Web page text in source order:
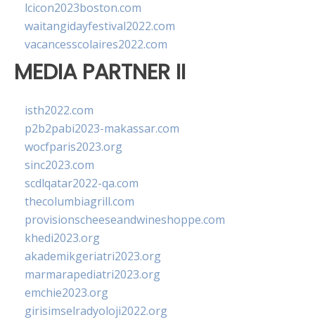
lcicon2023boston.com
waitangidayfestival2022.com
vacancesscolaires2022.com
MEDIA PARTNER II
isth2022.com
p2b2pabi2023-makassar.com
wocfparis2023.org
sinc2023.com
scdlqatar2022-qa.com
thecolumbiagrill.com
provisionscheeseandwineshoppe.com
khedi2023.org
akademikgeriatri2023.org
marmarapediatri2023.org
emchie2023.org
girisimselradyoloji2022.org